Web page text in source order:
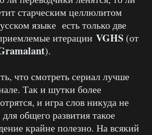
старческим целлюлитом
языке есть только две
итерации VGHS (от
).
что смотреть сериал лучше
Так и шутки более
и игра слов никуда не
для общего развития такое
крайне полезно. На всякий